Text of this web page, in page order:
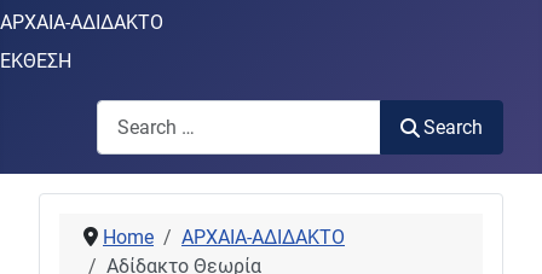
ΑΡΧΑΙΑ-ΑΔΙΔΑΚΤΟ
ΕΚΘΕΣΗ
Search
Search
Home
ΑΡΧΑΙΑ-ΑΔΙΔΑΚΤΟ
Αδίδακτο Θεωρία